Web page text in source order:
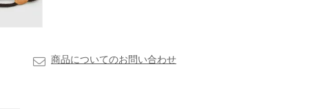
商品についてのお問い合わせ